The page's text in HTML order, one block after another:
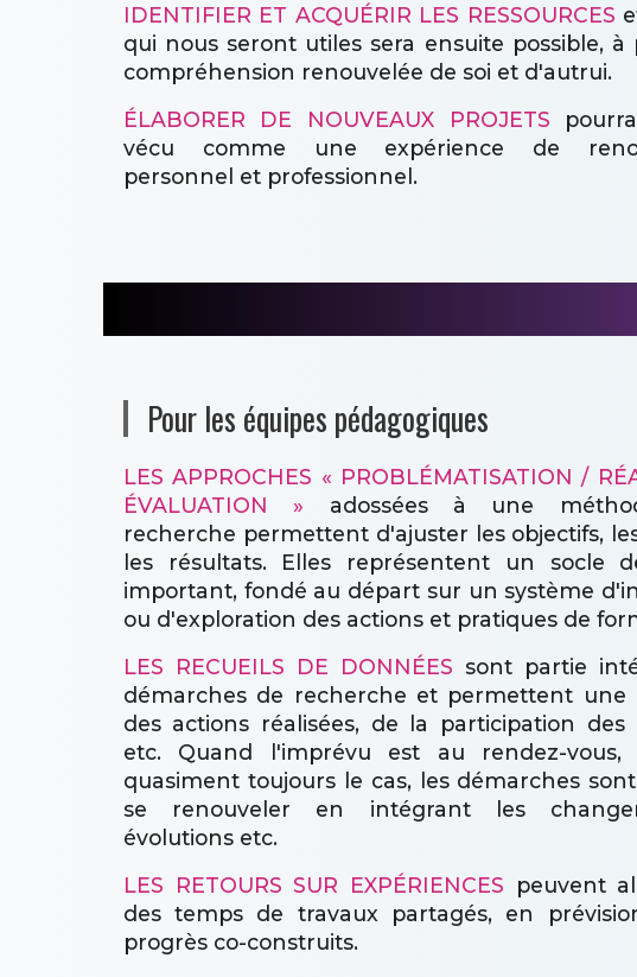
IDENTIFIER ET ACQUÉRIR LES RESSOURCES
qui nous seront utiles sera ensuite possible,
compréhension renouvelée de soi et d'autrui.
ÉLABORER DE NOUVEAUX PROJETS
vécu comme une expérience de
personnel et professionnel.
Pour les équipes pédagogiques
LES APPROCHES « PROBLÉMATISATION /
ÉVALUATION » adossées à une
recherche permettent d'ajuster les objectifs,
les résultats. Elles représentent un socle
important, fondé au départ sur un système
ou d'exploration des actions et pratiques de
LES RECUEILS DE DONNÉES sont partie
démarches de recherche et permettent une
des actions réalisées, de la participation des
etc. Quand l'imprévu est au rendez-
quasiment toujours le cas, les démarches
se renouveler en intégrant les
évolutions etc.
LES RETOURS SUR EXPÉRIENCES peuvent
des temps de travaux partagés, en
progrès co-construits.